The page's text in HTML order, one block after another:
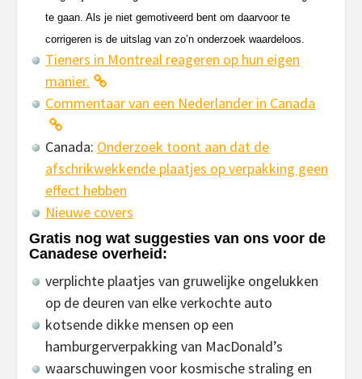
te gaan. Als je niet gemotiveerd bent om daarvoor te
corrigeren is de uitslag van zo’n onderzoek waardeloos.
Tieners in Montreal reageren op hun eigen
manier.
Commentaar van een Nederlander in Canada
Canada: Onderzoek toont aan dat de
afschrikwekkende plaatjes op verpakking geen
effect hebben
Nieuwe covers
Gratis nog wat suggesties van ons voor de
Canadese overheid:
verplichte plaatjes van gruwelijke ongelukken
op de deuren van elke verkochte auto
kotsende dikke mensen op een
hamburgerverpakking van MacDonald’s
waarschuwingen voor kosmische straling en